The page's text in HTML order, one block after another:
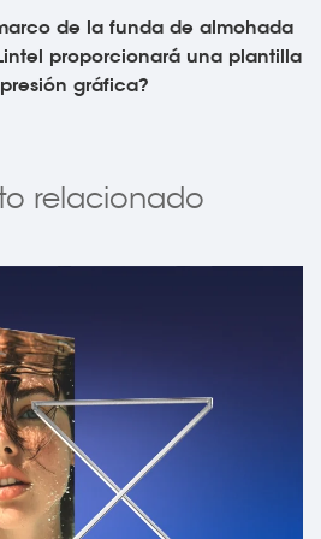
de la funda de almohada
proporcionará una plantilla
gráfica?
relacionado